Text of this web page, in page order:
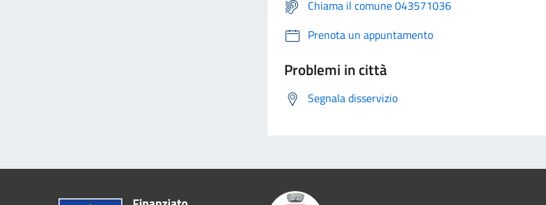
Chiama il comune 043571036
Prenota un appuntamento
Problemi in città
Segnala disservizio